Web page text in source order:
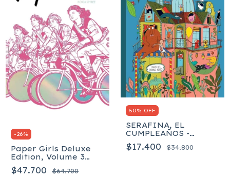
-26%
Paper Girls Deluxe
Edition, Volume 3
(Paper Girls Deluxe,
3) Tapa dura
$47.700 $64.700
50% OFF
SERAFINA, EL
CUMPLEAÑOS -
Albertine
$17.400 $34.800